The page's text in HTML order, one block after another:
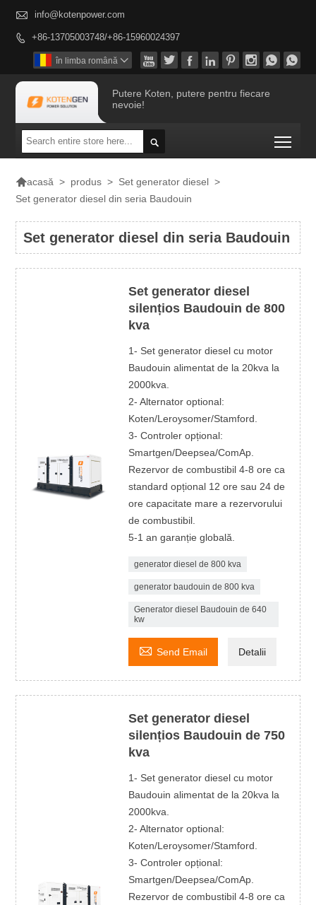
 info@kotenpower.com
 +86-13705003748/+86-15960024397
       
în limba română 
Putere Koten, putere pentru fiecare
nevoie!

acasă > produs > Set generator diesel >
Set generator diesel din seria Baudouin
Set generator diesel din seria Baudouin
Set generator diesel
silențios Baudouin de 800
kva
1- Set generator diesel cu motor
Baudouin alimentat de la 20kva la
2000kva.
2- Alternator optional:
Koten/Leroysomer/Stamford.
3- Controler opțional:
Smartgen/Deepsea/ComAp.
Rezervor de combustibil 4-8 ore ca
standard opțional 12 ore sau 24 de
ore capacitate mare a rezervorului
de combustibil.
5-1 an garanție globală.
generator diesel de 800 kva
generator baudouin de 800 kva
Generator diesel Baudouin de 640
kw
 Send Email Detalii
Set generator diesel
silențios Baudouin de 750
kva
1- Set generator diesel cu motor
Baudouin alimentat de la 20kva la
2000kva.
2- Alternator optional:
Koten/Leroysomer/Stamford.
3- Controler opțional:
Smartgen/Deepsea/ComAp.
Rezervor de combustibil 4-8 ore ca